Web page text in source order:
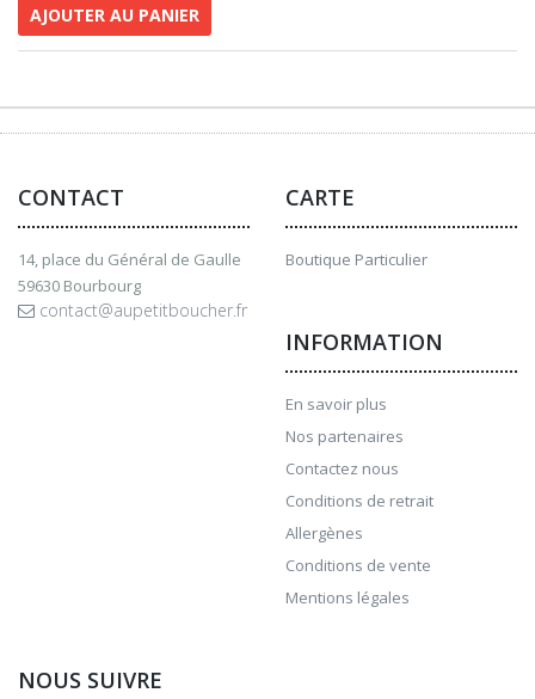
AJOUTER AU PANIER
CONTACT
14, place du Général de Gaulle
59630 Bourbourg
contact@aupetitboucher.fr
CARTE
Boutique Particulier
INFORMATION
En savoir plus
Nos partenaires
Contactez nous
Conditions de retrait
Allergènes
Conditions de vente
Mentions légales
NOUS SUIVRE